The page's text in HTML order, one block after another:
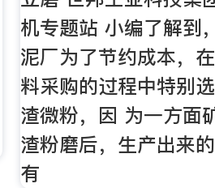
机专题站 小编了解到
泥厂为了节约成本，
料采购的过程中特别
渣微粉，因 为一方面
渣粉磨后，生产出来
有